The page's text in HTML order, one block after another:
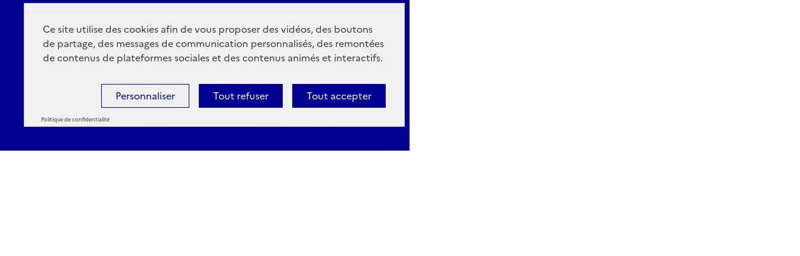
Ce site utilise des cookies afin de vous proposer des vidéos, des boutons
de partage, des messages de communication personnalisés, des remontées
de contenus de plateformes sociales et des contenus animés et interactifs.
Tout accepter
Tout refuser
Personnaliser
Politique de confidentialité